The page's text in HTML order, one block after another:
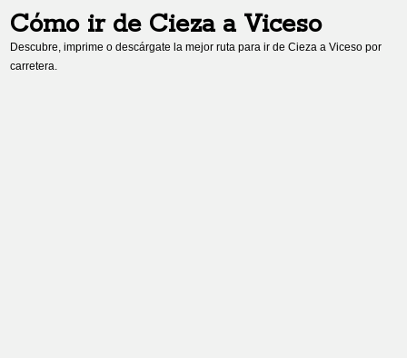
Cómo ir de Ciezaa Viceso
Descubre, imprime o descárgate la mejor ruta para ir deCieza aViceso por
carretera.